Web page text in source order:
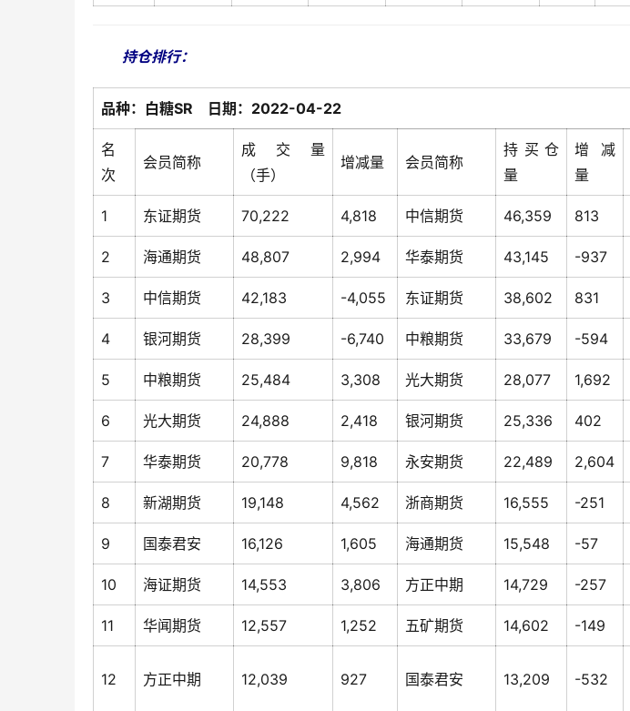
持仓排行：
品种：白糖SR 日期：2022-04-22
名
次
会员简称
成交量
（手）
增减量 会员简称
持买仓
量
增减
量
1 东证期货 70,222 4,818 中信期货 46,359 813
2 海通期货 48,807 2,994 华泰期货 43,145 -937
3 中信期货 42,183 -4,055 东证期货 38,602 831
4 银河期货 28,399 -6,740 中粮期货 33,679 -594
5 中粮期货 25,484 3,308 光大期货 28,077 1,692
6 光大期货 24,888 2,418 银河期货 25,336 402
7 华泰期货 20,778 9,818 永安期货 22,489 2,604
8 新湖期货 19,148 4,562 浙商期货 16,555 -251
9 国泰君安 16,126 1,605 海通期货 15,548 -57
10 海证期货 14,553 3,806 方正中期 14,729 -257
11 华闻期货 12,557 1,252 五矿期货 14,602 -149
12 方正中期 12,039 927 国泰君安 13,209 -532